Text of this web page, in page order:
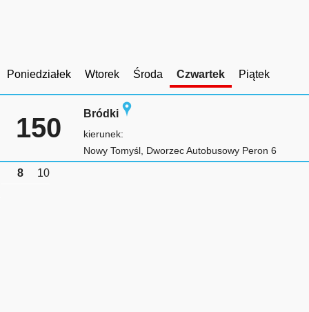
Poniedziałek Wtorek Środa Czwartek Piątek
150 Bródki
kierunek:
Nowy Tomyśl, Dworzec Autobusowy Peron 6
8 10